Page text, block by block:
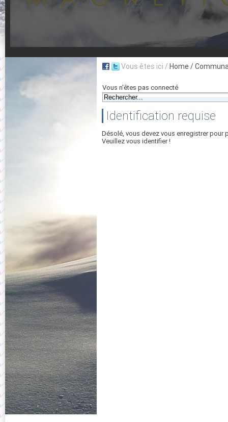
Vous êtes ici / Home /
Vous n'êtes pas connecté
Identification requise
Désolé, vous devez vous enregistrer pour
Veuillez vous identifier !